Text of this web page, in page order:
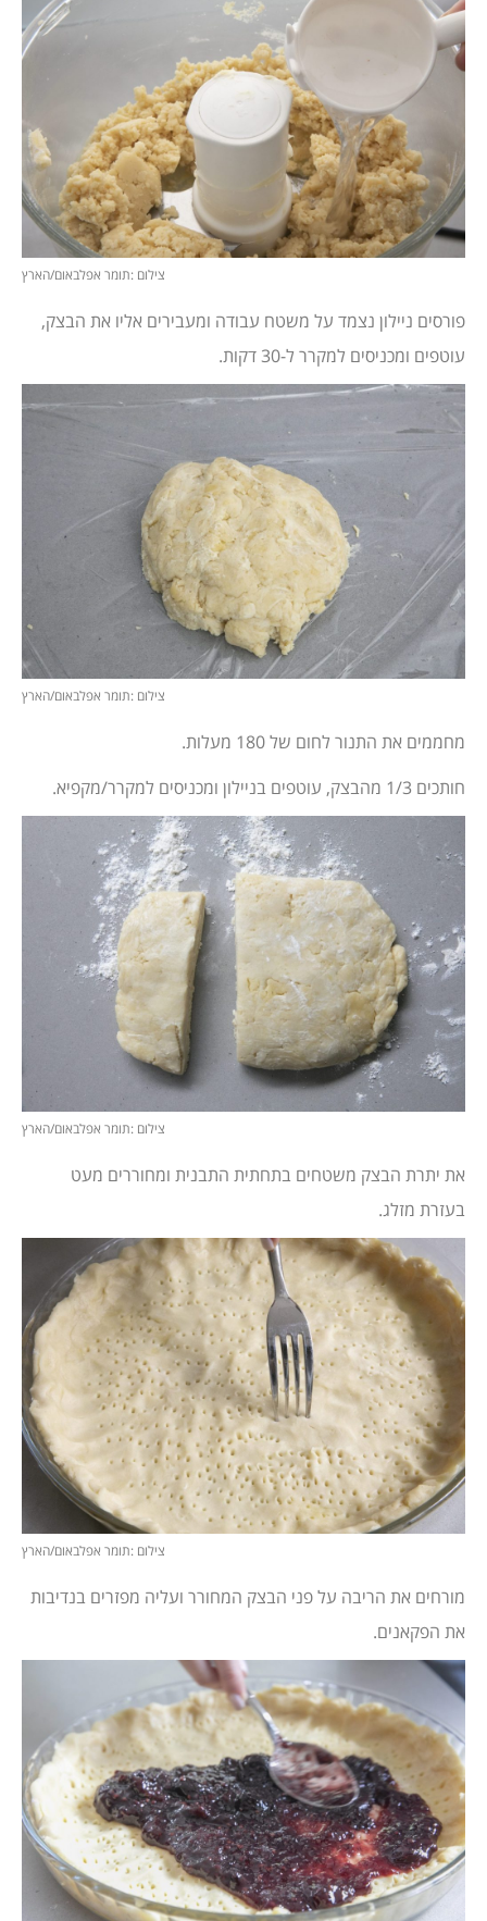
צילום :תומר אפלבאום/הארץ
פורסים ניילון נצמד על משטח עבודה ומעבירים אליו את הבצק,
עוטפים ומכניסים למקרר ל-30 דקות.
צילום :תומר אפלבאום/הארץ
מחממים את התנור לחום של 180 מעלות.
חותכים 1/3 מהבצק, עוטפים בניילון ומכניסים למקרר/מקפיא.
צילום :תומר אפלבאום/הארץ
את יתרת הבצק משטחים בתחתית התבנית ומחוררים מעט
בעזרת מזלג.
צילום :תומר אפלבאום/הארץ
מורחים את הריבה על פני הבצק המחורר ועליה מפזרים בנדיבות
את הפקאנים.